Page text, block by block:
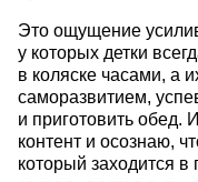
Это ощущение
у которых детки
в коляске часами, а
саморазвитием,
и приготовить обед.
контент и осознаю,
который заходится в